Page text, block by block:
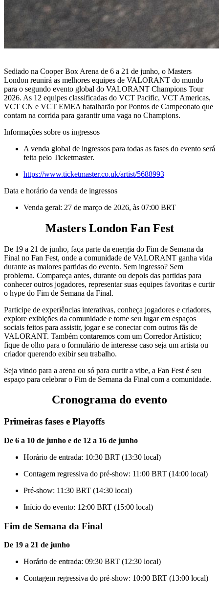
Sediado na Cooper Box Arena de 6 a 21 de junho, o Masters
London reunirá as melhores equipes de VALORANT do mundo
para o segundo evento global do VALORANT Champions Tour
2026. As 12 equipes classificadas do VCT Pacific, VCT Americas,
VCT CN e VCT EMEA batalharão por Pontos de Campeonato que
contam na corrida para garantir uma vaga no Champions.
Informações sobre os ingressos
A venda global de ingressos para todas as fases do evento será
feita pelo Ticketmaster.
https://www.ticketmaster.co.uk/artist/5688993
Data e horário da venda de ingressos
Venda geral: 27 de março de 2026, às 07:00 BRT
Masters London Fan Fest
De 19 a 21 de junho, faça parte da energia do Fim de Semana da
Final no Fan Fest, onde a comunidade de VALORANT ganha vida
durante as maiores partidas do evento. Sem ingresso? Sem
problema. Compareça antes, durante ou depois das partidas para
conhecer outros jogadores, representar suas equipes favoritas e curtir
o hype do Fim de Semana da Final.
Participe de experiências interativas, conheça jogadores e criadores,
explore exibições da comunidade e tome seu lugar em espaços
sociais feitos para assistir, jogar e se conectar com outros fãs de
VALORANT. Também contaremos com um Corredor Artístico;
fique de olho para o formulário de interesse caso seja um artista ou
criador querendo exibir seu trabalho.
Seja vindo para a arena ou só para curtir a vibe, a Fan Fest é seu
espaço para celebrar o Fim de Semana da Final com a comunidade.
Cronograma do evento
Primeiras fases e Playoffs
De 6 a 10 de junho e de 12 a 16 de junho
Horário de entrada: 10:30 BRT (13:30 local)
Contagem regressiva do pré-show: 11:00 BRT (14:00 local)
Pré-show: 11:30 BRT (14:30 local)
Início do evento: 12:00 BRT (15:00 local)
Fim de Semana da Final
De 19 a 21 de junho
Horário de entrada: 09:30 BRT (12:30 local)
Contagem regressiva do pré-show: 10:00 BRT (13:00 local)